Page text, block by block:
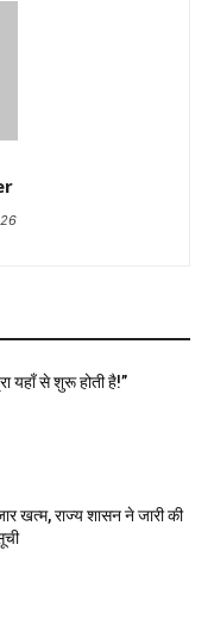
यहाँ से शुरू होती है!”
खत्म, राज्य शासन ने जारी की